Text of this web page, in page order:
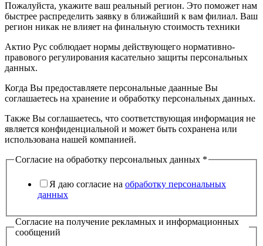
Пожалуйста, укажите ваш реальный регион. Это поможет нам
быстрее распределить заявку в ближайший к вам филиал. Ваш
регион никак не влияет на финальную стоимость техники
Актио Рус соблюдает нормы действующего нормативно-
правового регулирования касательно защиты персональных
данных.
Когда Вы предоставляете персональные даанные Вы
соглашаетесь на хранение и обработку персональных данных.
Также Вы соглашаетесь, что соответствующая информация не
является конфиденциальной и может быть сохранена или
использована нашей компанией.
Согласие на обработку персональных данных *
Я даю согласие на обработку персональных
данных
Согласие на получение рекламных и информационных
сообщений